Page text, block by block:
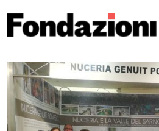
Skip to main content